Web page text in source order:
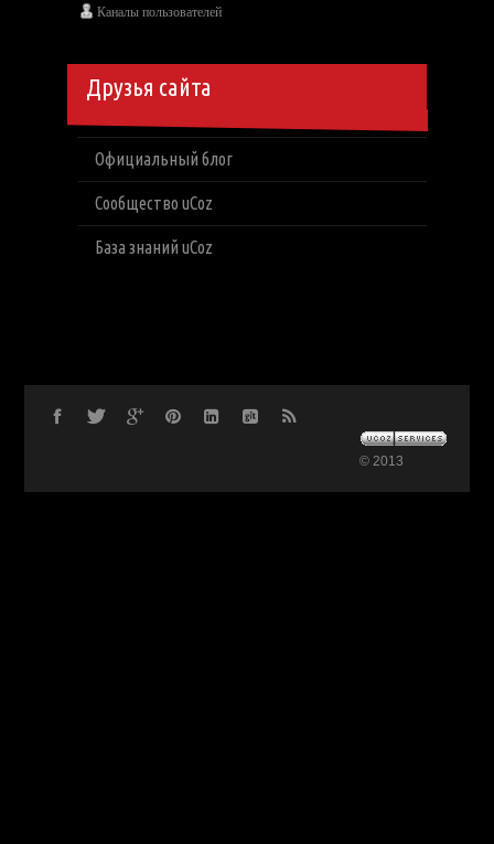
Каналы пользователей
Друзья сайта
Официальный блог
Сообщество uCoz
База знаний uCoz
© 2013